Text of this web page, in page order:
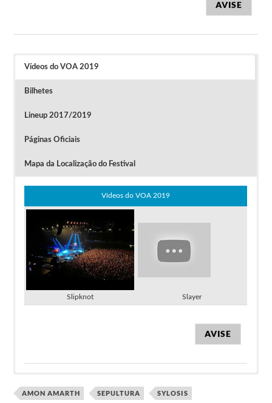
AVISE
Vídeos do VOA 2019
Bilhetes
Lineup 2017/2019
Páginas Oficiais
Mapa da Localização do Festival
Vídeos do VOA 2019
Slipknot Slayer
AVISE
Passes Early Bird à venda esta sexta-feira, 20 de
Escape Plan, Death Angel, Obituary, Insomnium, Killus, Terror
Empire, Colosso, Childrain.
AMON AMARTH SEPULTURA SYLOSIS